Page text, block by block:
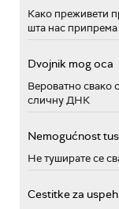
Како преживети
шта нас
Dvojnik mog oca
Вероватно свако
сличну ДНК
Nemogućnost
Не туширате се
Cestitke za uspeh